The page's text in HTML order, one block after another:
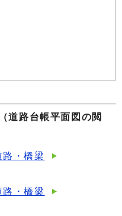
道路台帳平面図の閲
路・橋梁
路・橋梁